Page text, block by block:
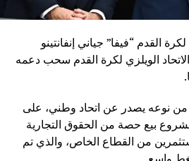
القدم “فيفا” جياني إنفانتينو
الويلزي لكرة القدم سحب دعمه
نوعه يصدر عن اتحاد وطني، على
مشروع بيع حصة من الحقوق التجارية
من القطاع الخاص، والذي تم